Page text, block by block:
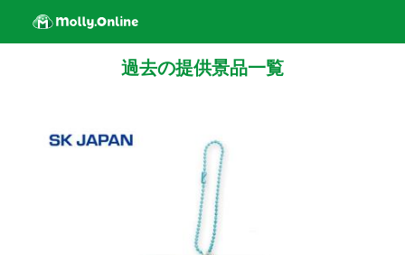
過去の提供景品一覧